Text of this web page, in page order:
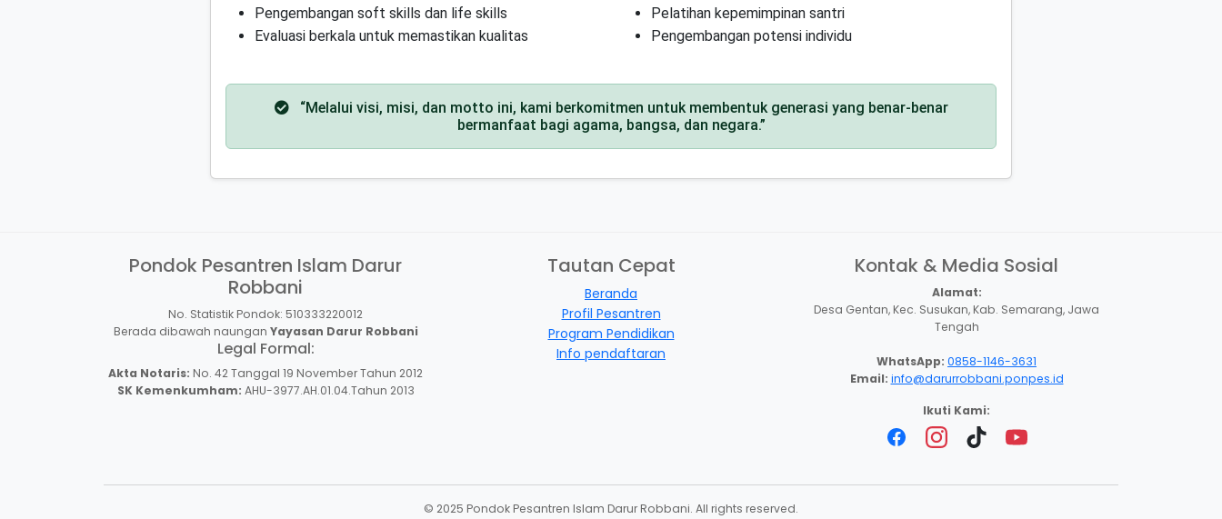
Pengembangan soft skills dan life skills
Evaluasi berkala untuk memastikan kualitas
Pelatihan kepemimpinan santri
Pengembangan potensi individu
“Melalui visi, misi, dan motto ini, kami berkomitmen untuk membentuk generasi yang benar-benar
bermanfaat bagi agama, bangsa, dan negara.”
Pondok Pesantren Islam Darur
Robbani
No. Statistik Pondok: 510333220012
Berada dibawah naungan Yayasan Darur Robbani
Legal Formal:
Akta Notaris: No. 42 Tanggal 19 November Tahun 2012
SK Kemenkumham: AHU-3977.AH.01.04.Tahun 2013
Tautan Cepat
Beranda
Profil Pesantren
Program Pendidikan
Info pendaftaran
Kontak & Media Sosial
Alamat:
Desa Gentan, Kec. Susukan, Kab. Semarang, Jawa
Tengah
WhatsApp: 0858-1146-3631
Email: info@darurrobbani.ponpes.id
Ikuti Kami:
© 2025 Pondok Pesantren Islam Darur Robbani. All rights reserved.